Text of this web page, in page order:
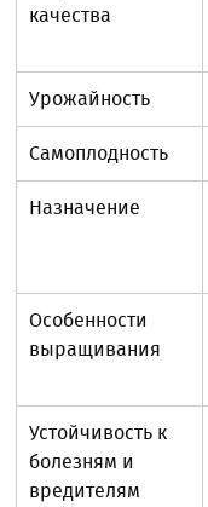
качества
Урожайность
Самоплодность
Назначение
Особенности
выращивания
Устойчивость к
болезням и
вредителям